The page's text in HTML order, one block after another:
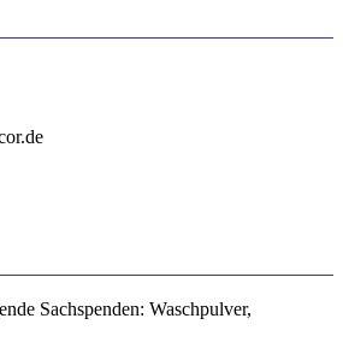
Sachspenden: Waschpulver,